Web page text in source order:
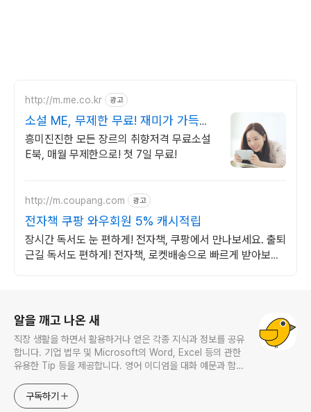
http://m.me.co.kr 광고
소설 ME, 무제한 무료! 재미가 가득한
곳!
흥미진진한 모든 장르의 취향저격 무료소설
E북, 매월 무제한으로! 첫 7일 무료!
http://m.coupang.com 광고
전자책 쿠팡 와우회원 5% 캐시적립
장시간 독서도 눈 편하게! 전자책, 쿠팡에서 만나보세요. 출퇴
근길 독서도 편하게! 전자책, 로켓배송으로 빠르게 받아보세
알을 깨고 나온 새
직장 생활을 하면서 활용하거나 얻은 각종 지식과 정보를 공유
합니다. 기업 법무 및 Microsoft의 Word, Excel 등의 관한
유용한 Tip 등을 제공합니다. 영어 이디엄을 대화 예문과 함께
website provides learning materials for foreigners
interested in Korean and introduces practical
구독하기